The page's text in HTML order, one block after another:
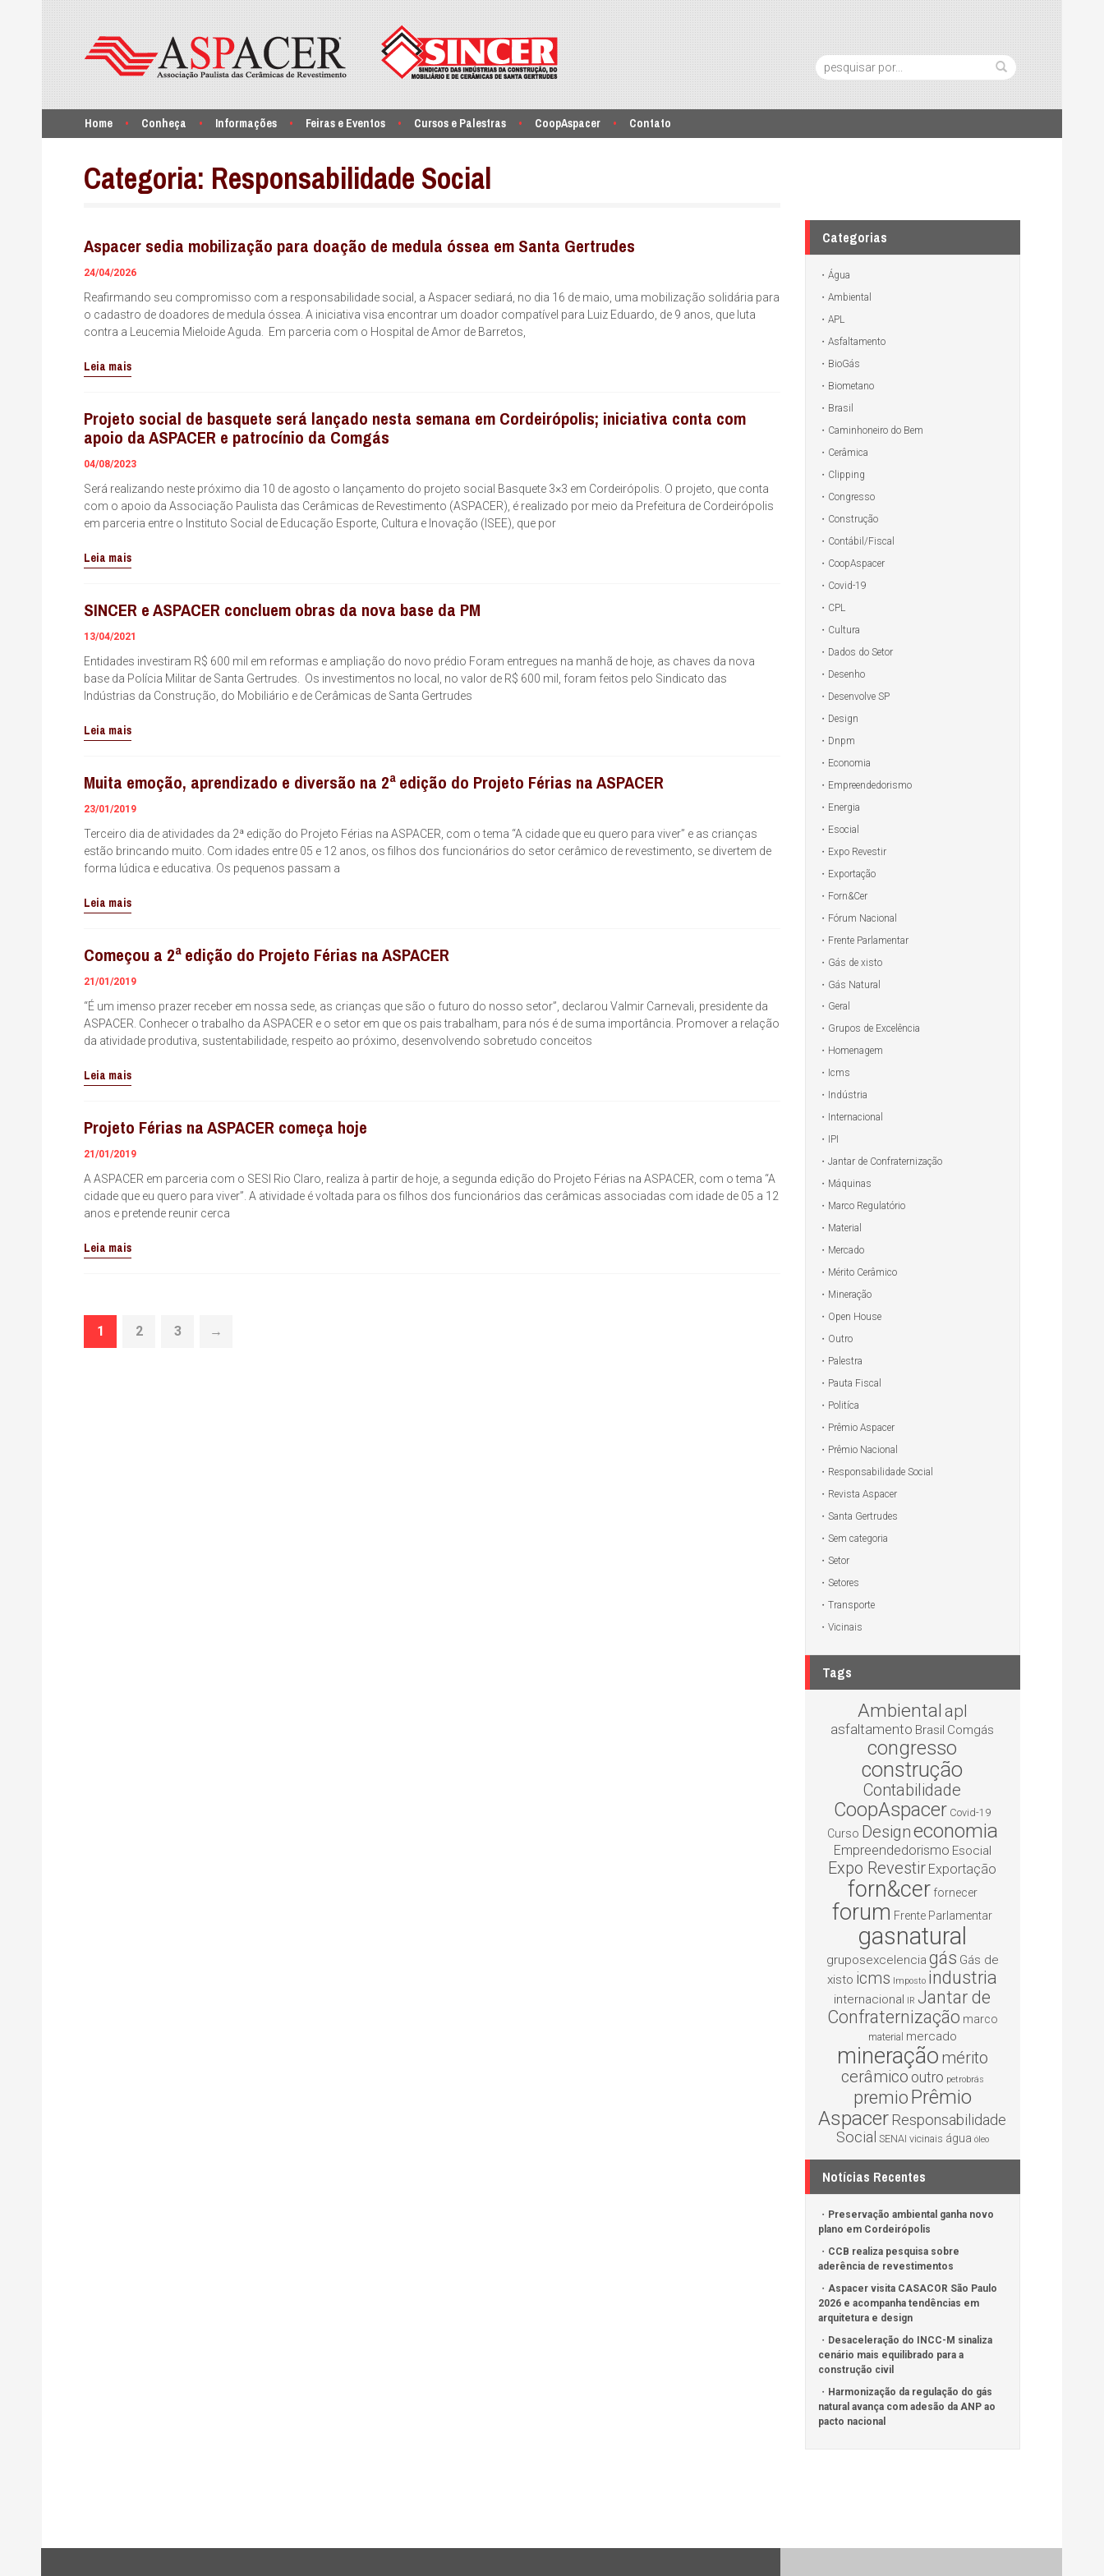
Home Conheça Informações Feiras e Eventos Cursos e Palestras CoopAspacer Contato
Pesquisa:
Categoria: Responsabilidade Social
Aspacer sedia mobilização para doação de medula óssea em Santa Gertrudes
24/04/2026
Reafirmando seu compromisso com a responsabilidade social, a Aspacer sediará, no dia 16 de maio, uma mobilização solidária para
o cadastro de doadores de medula óssea. A iniciativa visa encontrar um doador compatível para Luiz Eduardo, de 9 anos, que luta
contra a Leucemia Mieloide Aguda. Em parceria com o Hospital de Amor de Barretos,
Leia mais
Projeto social de basquete será lançado nesta semana em Cordeirópolis; iniciativa conta com
apoio da ASPACER e patrocínio da Comgás
04/08/2023
Será realizando neste próximo dia 10 de agosto o lançamento do projeto social Basquete 3×3 em Cordeirópolis. O projeto, que conta
com o apoio da Associação Paulista das Cerâmicas de Revestimento (ASPACER), é realizado por meio da Prefeitura de Cordeirópolis
em parceria entre o Instituto Social de Educação Esporte, Cultura e Inovação (ISEE), que por
Leia mais
SINCER e ASPACER concluem obras da nova base da PM
13/04/2021
Entidades investiram R$ 600 mil em reformas e ampliação do novo prédio Foram entregues na manhã de hoje, as chaves da nova
base da Polícia Militar de Santa Gertrudes. Os investimentos no local, no valor de R$ 600 mil, foram feitos pelo Sindicato das
Indústrias da Construção, do Mobiliário e de Cerâmicas de Santa Gertrudes
Leia mais
Muita emoção, aprendizado e diversão na 2ª edição do Projeto Férias na ASPACER
23/01/2019
Terceiro dia de atividades da 2ª edição do Projeto Férias na ASPACER, com o tema “A cidade que eu quero para viver” e as crianças
estão brincando muito. Com idades entre 05 e 12 anos, os filhos dos funcionários do setor cerâmico de revestimento, se divertem de
forma lúdica e educativa. Os pequenos passam a
Leia mais
Começou a 2ª edição do Projeto Férias na ASPACER
21/01/2019
“É um imenso prazer receber em nossa sede, as crianças que são o futuro do nosso setor”, declarou Valmir Carnevali, presidente da
ASPACER. Conhecer o trabalho da ASPACER e o setor em que os pais trabalham, para nós é de suma importância. Promover a relação
da atividade produtiva, sustentabilidade, respeito ao próximo, desenvolvendo sobretudo conceitos
Leia mais
Projeto Férias na ASPACER começa hoje
21/01/2019
A ASPACER em parceria com o SESI Rio Claro, realiza à partir de hoje, a segunda edição do Projeto Férias na ASPACER, com o tema “A
cidade que eu quero para viver”. A atividade é voltada para os filhos dos funcionários das cerâmicas associadas com idade de 05 a 12
anos e pretende reunir cerca
Leia mais
1 2 3 →
Categorias
Água
Ambiental
APL
Asfaltamento
BioGás
Biometano
Brasil
Caminhoneiro do Bem
Cerâmica
Clipping
Congresso
Construção
Contábil/Fiscal
CoopAspacer
Covid-19
CPL
Cultura
Dados do Setor
Desenho
Desenvolve SP
Design
Dnpm
Economia
Empreendedorismo
Energia
Esocial
Expo Revestir
Exportação
Forn&Cer
Fórum Nacional
Frente Parlamentar
Gás de xisto
Gás Natural
Geral
Grupos de Excelência
Homenagem
Icms
Indústria
Internacional
IPI
Jantar de Confraternização
Máquinas
Marco Regulatório
Material
Mercado
Mérito Cerâmico
Mineração
Open House
Outro
Palestra
Pauta Fiscal
Politíca
Prêmio Aspacer
Prêmio Nacional
Responsabilidade Social
Revista Aspacer
Santa Gertrudes
Sem categoria
Setor
Setores
Transporte
Vicinais
Tags
Ambiental apl
asfaltamento Brasil Comgás
congresso
construção
Contabilidade
CoopAspacer Covid-19
Curso Designeconomia
Empreendedorismo Esocial
Expo Revestir Exportação
forn&cer fornecer
forum Frente Parlamentar
gasnatural
gruposexcelencia gás Gás de
xisto icms Imposto industria
internacional IR Jantar de
Confraternização marco
material mercado
mineração mérito
cerâmico outro petrobrás
premio Prêmio
Aspacer Responsabilidade
Social SENAI vicinais água óleo
Notícias Recentes
Preservação ambiental ganha novo
plano em Cordeirópolis
CCB realiza pesquisa sobre
aderência de revestimentos
Aspacer visita CASACOR São Paulo
2026 e acompanha tendências em
arquitetura e design
Desaceleração do INCC-M sinaliza
cenário mais equilibrado para a
construção civil
Harmonização da regulação do gás
natural avança com adesão da ANP ao
pacto nacional